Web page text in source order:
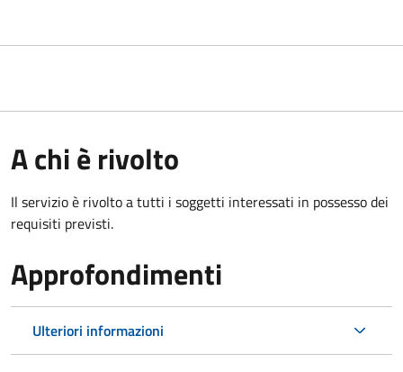
A chi è rivolto
Il servizio è rivolto a tutti i soggetti interessati in possesso dei
requisiti previsti.
Approfondimenti
Ulteriori informazioni